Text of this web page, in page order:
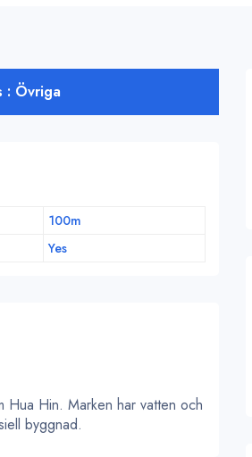
: Övriga
100m
Yes
Hua Hin. Marken har vatten och
byggnad.